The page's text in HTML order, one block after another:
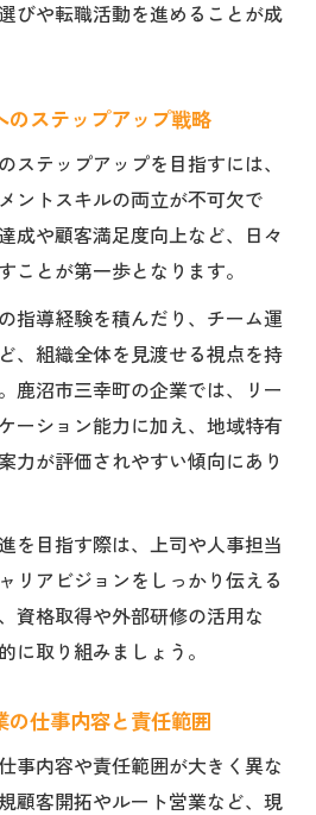
びや転職活動を進めることが成
のステップアップ戦略
ステップアップを目指すには、
ントスキルの両立が不可欠で
成や顧客満足度向上など、日々
ことが第一歩となります。
指導経験を積んだり、チーム運
、組織全体を見渡せる視点を持
鹿沼市三幸町の企業では、リー
ーション能力に加え、地域特有
力が評価されやすい傾向にあり
を目指す際は、上司や人事担当
リアビジョンをしっかり伝える
資格取得や外部研修の活用な
に取り組みましょう。
仕事内容と責任範囲
事内容や責任範囲が大きく異な
顧客開拓やルート営業など、現